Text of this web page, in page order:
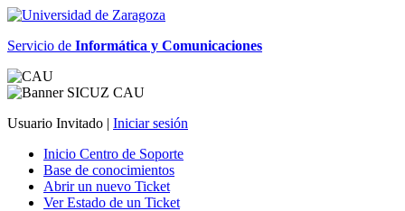
Servicio de Informática y Comunicaciones
Usuario Invitado | Iniciar sesión
Inicio Centro de Soporte
Base de conocimientos
Abrir un nuevo Ticket
Ver Estado de un Ticket